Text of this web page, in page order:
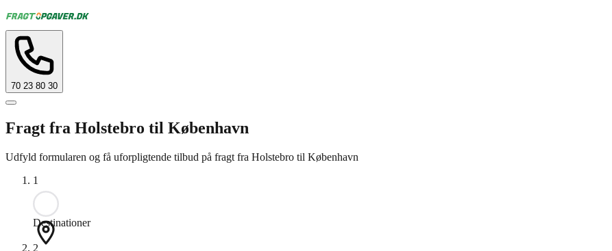
70 23 80 30
Fragt fra Holstebro til København
Udfyld formularen og få uforpligtende tilbud på fragt fra Holstebro til København
1
Destinationer
2